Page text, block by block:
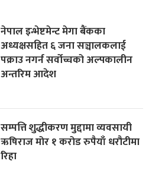
नेपाल इन्भेष्टमेन्ट मेगा बैंकका
अध्यक्षसहित ६ जना सञ्चालकलाई
पक्राउ नगर्न सर्वोच्चको अल्पकालीन
अन्तरिम आदेश
सम्पत्ति शुद्धीकरण मुद्दामा व्यवसायी
ऋषिराज मोर १ करोड रुपैयाँ धरौटीमा
रिहा